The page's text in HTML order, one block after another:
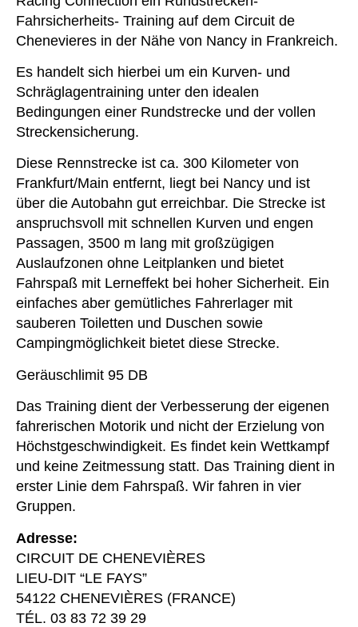
Fahrsicherheits- Training auf dem Circuit de
Chenevieres in der Nähe von Nancy in Frankreich.
Es handelt sich hierbei um ein Kurven- und
Schräglagentraining unter den idealen
Bedingungen einer Rundstrecke und der vollen
Streckensicherung.
Diese Rennstrecke ist ca. 300 Kilometer von
Frankfurt/Main entfernt, liegt bei Nancy und ist
über die Autobahn gut erreichbar. Die Strecke ist
anspruchsvoll mit schnellen Kurven und engen
Passagen, 3500 m lang mit großzügigen
Auslaufzonen ohne Leitplanken und bietet
Fahrspaß mit Lerneffekt bei hoher Sicherheit. Ein
einfaches aber gemütliches Fahrerlager mit
sauberen Toiletten und Duschen sowie
Campingmöglichkeit bietet diese Strecke.
Geräuschlimit 95 DB
Das Training dient der Verbesserung der eigenen
fahrerischen Motorik und nicht der Erzielung von
Höchstgeschwindigkeit. Es findet kein Wettkampf
und keine Zeitmessung statt. Das Training dient in
erster Linie dem Fahrspaß. Wir fahren in vier
Gruppen.
Adresse:
CIRCUIT DE CHENEVIÈRES
LIEU-DIT “LE FAYS”
54122 CHENEVIÈRES (FRANCE)
TÉL. 03 83 72 39 29